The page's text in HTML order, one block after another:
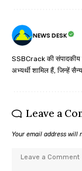
NEWS DESK
SSBCrack की संपादकीय
अभ्यर्थी शामिल हैं, जिन्हें
Leave a
Your email address will